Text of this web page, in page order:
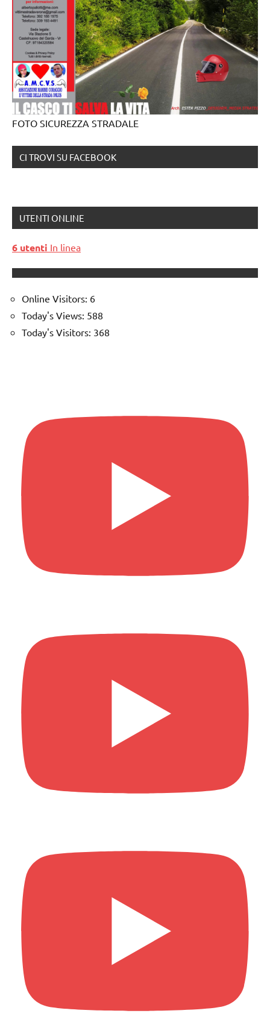
FOTO SICUREZZA STRADALE
CI TROVI SU FACEBOOK
UTENTI ONLINE
6 utenti In linea
Online Visitors: 6
Today's Views: 588
Today's Visitors: 368